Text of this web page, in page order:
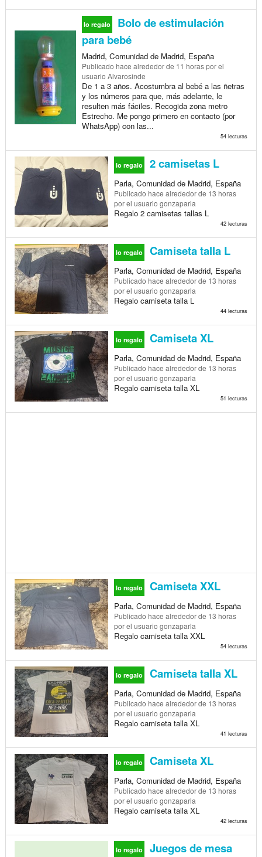
lo regalo
Bolo de estimulación
para bebé
Madrid, Comunidad de Madrid, España
Publicado hace alrededor de 11 horaspor el
usuario Alvarosinde
De 1 a 3 años. Acostumbra al bebé a las ñetras
y los números para que, más adelante, le
resulten más fáciles. Recogida zona metro
Estrecho. Me pongo primero en contacto (por
WhatsApp) con las...
54 lecturas
lo regalo 2 camisetas L
Parla, Comunidad de Madrid, España
Publicado hace alrededor de 13 horas
por el usuario gonzaparla
Regalo 2 camisetas tallas L
42 lecturas
lo regalo Camiseta talla L
Parla, Comunidad de Madrid, España
Publicado hace alrededor de 13 horas
por el usuario gonzaparla
Regalo camiseta talla L
44 lecturas
lo regalo Camiseta XL
Parla, Comunidad de Madrid, España
Publicado hace alrededor de 13 horas
por el usuario gonzaparla
Regalo camiseta talla XL
51 lecturas
lo regalo Camiseta XXL
Parla, Comunidad de Madrid, España
Publicado hace alrededor de 13 horas
por el usuario gonzaparla
Regalo camiseta talla XXL
54 lecturas
lo regalo Camiseta talla XL
Parla, Comunidad de Madrid, España
Publicado hace alrededor de 13 horas
por el usuario gonzaparla
Regalo camiseta talla XL
41 lecturas
lo regalo Camiseta XL
Parla, Comunidad de Madrid, España
Publicado hace alrededor de 13 horas
por el usuario gonzaparla
Regalo camiseta talla XL
42 lecturas
lo regalo Juegos de mesa